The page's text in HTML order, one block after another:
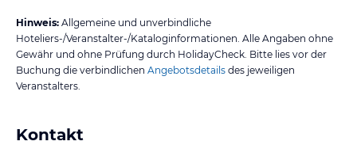
Hinweis: Allgemeine und unverbindliche
Hoteliers-/Veranstalter-/Kataloginformationen. Alle Angaben ohne
Gewähr und ohne Prüfung durch HolidayCheck. Bitte lies vor der
Buchung die verbindlichen Angebotsdetails des jeweiligen
Veranstalters.
Kontakt